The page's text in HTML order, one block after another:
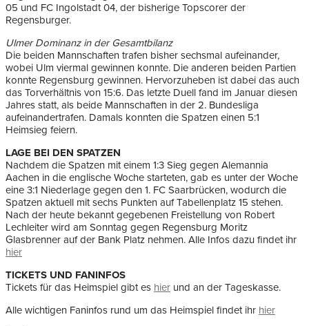
05 und FC Ingolstadt 04, der bisherige Topscorer der
Regensburger.
Ulmer Dominanz in der Gesamtbilanz
Die beiden Mannschaften trafen bisher sechsmal aufeinander,
wobei Ulm viermal gewinnen konnte. Die anderen beiden Partien
konnte Regensburg gewinnen. Hervorzuheben ist dabei das auch
das Torverhältnis von 15:6. Das letzte Duell fand im Januar diesen
Jahres statt, als beide Mannschaften in der 2. Bundesliga
aufeinandertrafen. Damals konnten die Spatzen einen 5:1
Heimsieg feiern.
LAGE BEI DEN SPATZEN
Nachdem die Spatzen mit einem 1:3 Sieg gegen Alemannia
Aachen in die englische Woche starteten, gab es unter der Woche
eine 3:1 Niederlage gegen den 1. FC Saarbrücken, wodurch die
Spatzen aktuell mit sechs Punkten auf Tabellenplatz 15 stehen.
Nach der heute bekannt gegebenen Freistellung von Robert
Lechleiter wird am Sonntag gegen Regensburg Moritz
Glasbrenner auf der Bank Platz nehmen. Alle Infos dazu findet ihr
hier
TICKETS UND FANINFOS
Tickets für das Heimspiel gibt es hier und an der Tageskasse.
Alle wichtigen Faninfos rund um das Heimspiel findet ihr hier